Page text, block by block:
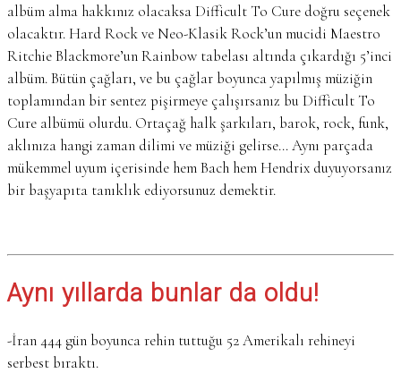
albüm alma hakkınız olacaksa Difficult To Cure doğru seçenek
olacaktır. Hard Rock ve Neo-Klasik Rock’un mucidi Maestro
Ritchie Blackmore’un Rainbow tabelası altında çıkardığı 5’inci
albüm. Bütün çağları, ve bu çağlar boyunca yapılmış müziğin
toplamından bir sentez pişirmeye çalışırsanız bu Difficult To
Cure albümü olurdu. Ortaçağ halk şarkıları, barok, rock, funk,
aklınıza hangi zaman dilimi ve müziği gelirse… Aynı parçada
mükemmel uyum içerisinde hem Bach hem Hendrix duyuyorsanız
bir başyapıta tanıklık ediyorsunuz demektir.
Aynı yıllarda bunlar da oldu!
-İran 444 gün boyunca rehin tuttuğu 52 Amerikalı rehineyi
serbest bıraktı.